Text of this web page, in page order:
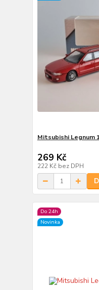
Mitsubishi Legnum
269 Kč
222 Kč bez DPH
Do 24h
Novinka